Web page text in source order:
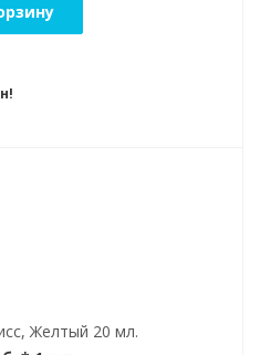
Желтый 20 мл.